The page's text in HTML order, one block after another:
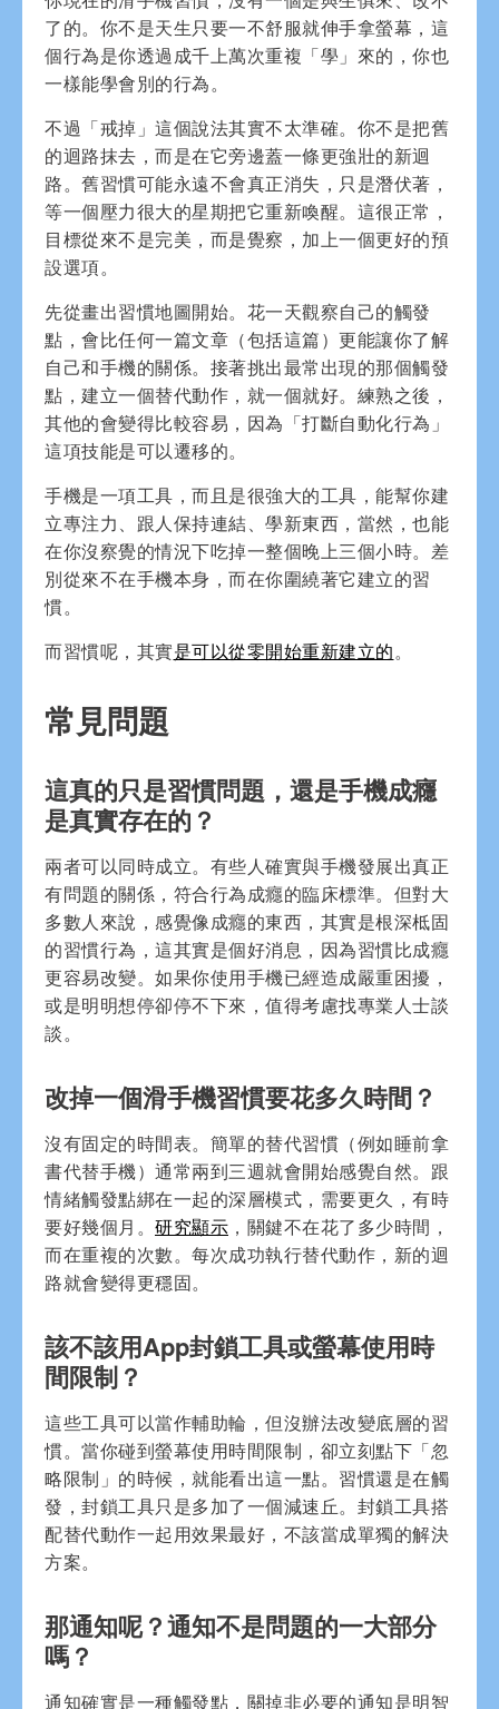
了的。你不是天生只要一不舒服就伸手拿螢幕，這
個行為是你透過成千上萬次重複「學」來的，你也
一樣能學會別的行為。
不過「戒掉」這個說法其實不太準確。你不是把舊
的迴路抹去，而是在它旁邊蓋一條更強壯的新迴
路。舊習慣可能永遠不會真正消失，只是潛伏著，
等一個壓力很大的星期把它重新喚醒。這很正常，
目標從來不是完美，而是覺察，加上一個更好的預
設選項。
先從畫出習慣地圖開始。花一天觀察自己的觸發
點，會比任何一篇文章（包括這篇）更能讓你了解
自己和手機的關係。接著挑出最常出現的那個觸發
點，建立一個替代動作，就一個就好。練熟之後，
其他的會變得比較容易，因為「打斷自動化行為」
這項技能是可以遷移的。
手機是一項工具，而且是很強大的工具，能幫你建
立專注力、跟人保持連結、學新東西，當然，也能
在你沒察覺的情況下吃掉一整個晚上三個小時。差
別從來不在手機本身，而在你圍繞著它建立的習
慣。
而習慣呢，其實是可以從零開始重新建立的。
常見問題
這真的只是習慣問題，還是手機成癮
是真實存在的？
兩者可以同時成立。有些人確實與手機發展出真正
有問題的關係，符合行為成癮的臨床標準。但對大
多數人來說，感覺像成癮的東西，其實是根深柢固
的習慣行為，這其實是個好消息，因為習慣比成癮
更容易改變。如果你使用手機已經造成嚴重困擾，
或是明明想停卻停不下來，值得考慮找專業人士談
談。
改掉一個滑手機習慣要花多久時間？
沒有固定的時間表。簡單的替代習慣（例如睡前拿
書代替手機）通常兩到三週就會開始感覺自然。跟
情緒觸發點綁在一起的深層模式，需要更久，有時
要好幾個月。 研究顯示 ，關鍵不在花了多少時間，
而在重複的次數。每次成功執行替代動作，新的迴
路就會變得更穩固。
該不該用App封鎖工具或螢幕使用時
間限制？
這些工具可以當作輔助輪，但沒辦法改變底層的習
慣。當你碰到螢幕使用時間限制，卻立刻點下「忽
略限制」的時候，就能看出這一點。習慣還是在觸
發，封鎖工具只是多加了一個減速丘。封鎖工具搭
配替代動作一起用效果最好，不該當成單獨的解決
方案。
那通知呢？通知不是問題的一大部分
嗎？
通知確實是一種觸發點，關掉非必要的通知是明智